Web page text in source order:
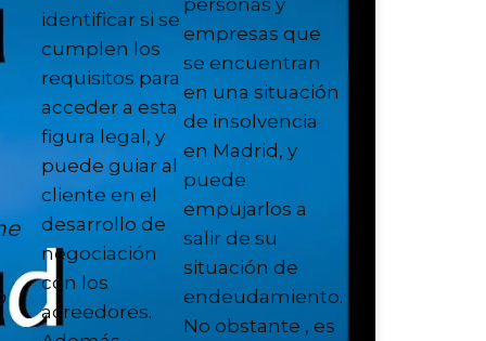
identificar si se
cumplen los
requisitos para
acceder a esta
figura legal, y
puede guiar al
cliente en el
desarrollo de
negociación
con los
acreedores.
personas y
empresas que
se encuentran
en una situación
de insolvencia
en Madrid, y
puede
empujarlos a
salir de su
situación de
endeudamiento.
No obstante , es